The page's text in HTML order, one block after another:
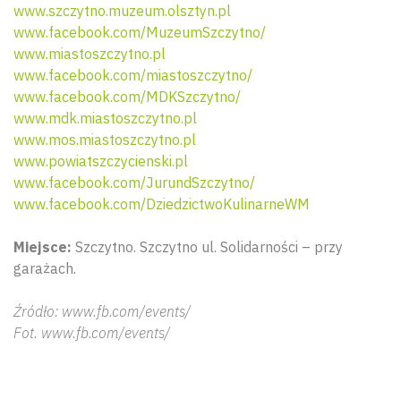
www.szczytno.muzeum.olsztyn.pl
www.facebook.com/MuzeumSzczytno/
www.miastoszczytno.pl
www.facebook.com/miastoszczytno/
www.facebook.com/MDKSzczytno/
www.mdk.miastoszczytno.pl
www.mos.miastoszczytno.pl
www.powiatszczycienski.pl
www.facebook.com/JurundSzczytno/
www.facebook.com/DziedzictwoKulinarneWM
Miejsce: Szczytno. Szczytno ul. Solidarności – przy
garażach.
Źródło: www.fb.com/events/
Fot. www.fb.com/events/